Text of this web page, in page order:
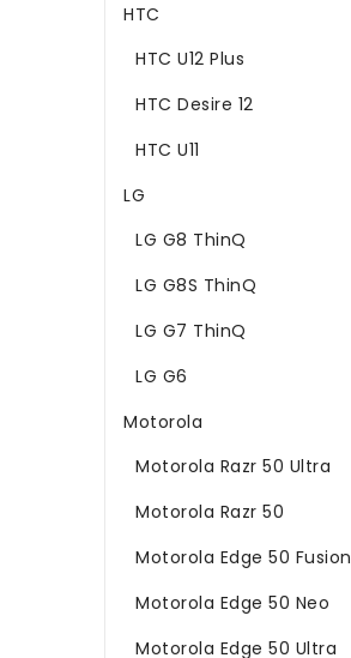
HTC
HTC U12 Plus
HTC Desire 12
HTC U11
LG
LG G8 ThinQ
LG G8S ThinQ
LG G7 ThinQ
LG G6
Motorola
Motorola Razr 50 Ultra
Motorola Razr 50
Motorola Edge 50 Fusion
Motorola Edge 50 Neo
Motorola Edge 50 Ultra